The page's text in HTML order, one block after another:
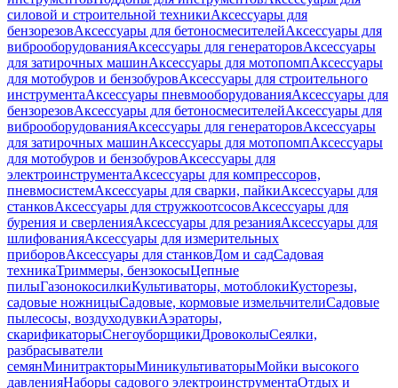
силовой и строительной техникиАксессуары для
бензорезовАксессуары для бетоносмесителейАксессуары для
виброоборудованияАксессуары для генераторовАксессуары
для затирочных машинАксессуары для мотопомпАксессуары
для мотобуров и бензобуровАксессуары для строительного
инструментаАксессуары пневмооборудованияАксессуары для
бензорезовАксессуары для бетоносмесителейАксессуары для
виброоборудованияАксессуары для генераторовАксессуары
для затирочных машинАксессуары для мотопомпАксессуары
для мотобуров и бензобуровАксессуары для
электроинструментаАксессуары для компрессоров,
пневмосистемАксессуары для сварки, пайкиАксессуары для
станковАксессуары для стружкоотсосовАксессуары для
бурения и сверленияАксессуары для резанияАксессуары для
шлифованияАксессуары для измерительных
приборовАксессуары для станковДом и садСадовая
техникаТриммеры, бензокосыЦепные
пилыГазонокосилкиКультиваторы, мотоблокиКусторезы,
садовые ножницыСадовые, кормовые измельчителиСадовые
пылесосы, воздуходувкиАэраторы,
скарификаторыСнегоуборщикиДровоколыСеялки,
разбрасыватели
семянМинитракторыМиникультиваторыМойки высокого
давленияНаборы садового электроинструментаОтдых и